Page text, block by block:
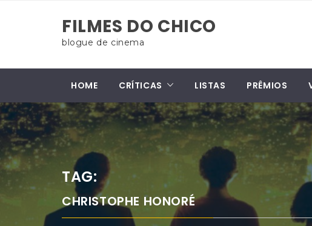
FILMES DO CHICO
blogue de cinema
HOME CRÍTICAS LISTAS PRÊMIOS
TAG:
CHRISTOPHE HONORÉ